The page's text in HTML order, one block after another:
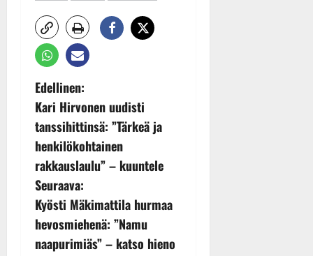
P
o
s
t
n
a
Edellinen:
Kari Hirvonen uudisti
tanssihittinsä: ”Tärkeä ja
henkilökohtainen
rakkauslaulu” – kuuntele
Seuraava:
Kyösti Mäkimattila hurmaa
hevosmiehenä: ”Namu
naapurimiäs” – katso hieno